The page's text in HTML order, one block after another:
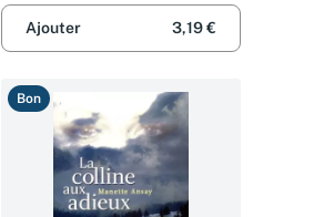
Ajouter 3,19 €
Bon